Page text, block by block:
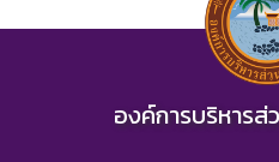
องค์การบริหารส่